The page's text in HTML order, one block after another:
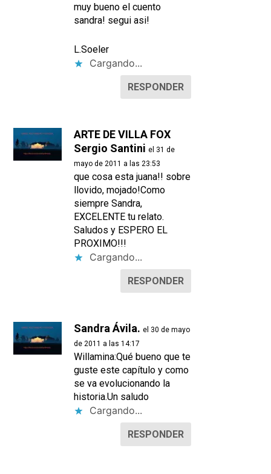
muy bueno el cuento
sandra! segui asi!
L.Soeler
Cargando...
RESPONDER
ARTE DE VILLA FOX
Sergio Santini el 31 de
mayo de 2011 a las 23:53
que cosa esta juana!! sobre
llovido, mojado!Como
siempre Sandra,
EXCELENTE tu relato.
Saludos y ESPERO EL
PROXIMO!!!
Cargando...
RESPONDER
Sandra Ávila. el 30 de mayo
de 2011 a las 14:17
Willamina:Qué bueno que te
guste este capítulo y como
se va evolucionando la
historia.Un saludo
Cargando...
RESPONDER